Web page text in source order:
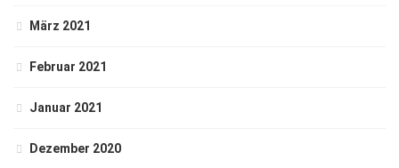
März 2021
Februar 2021
Januar 2021
Dezember 2020